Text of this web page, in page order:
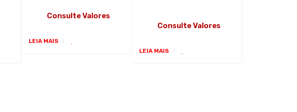
Consulte Valores
LEIA MAIS
Consulte Valores
LEIA MAIS